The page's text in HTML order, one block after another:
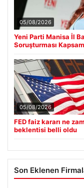
05/08/2026
Yeni Parti Manisa İl
Soruşturması
05/08/2026
FED faiz kararı ne
beklentisi belli oldu
Son Eklenen